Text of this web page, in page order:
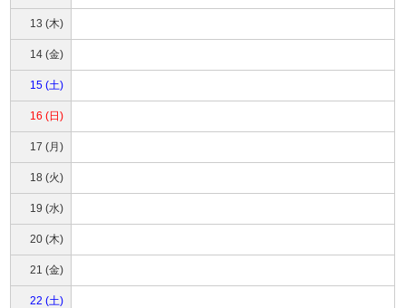
13 (木)
14 (金)
15 (土)
16 (日)
17 (月)
18 (火)
19 (水)
20 (木)
21 (金)
22 (土)